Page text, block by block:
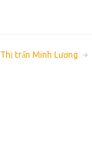
Thị trấn Minh Lương